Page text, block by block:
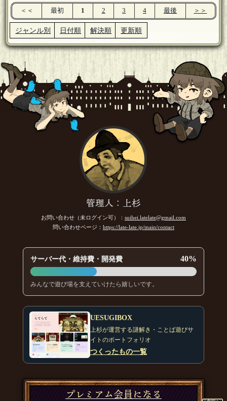
＜＜ 最初 1 2 3 4 最後 ＞＞
ジャンル別 日付順 解決順 更新順
管理人：上杉
お問い合わせ（未ログイン可）： suihei.latelate@gmail.com
問い合わせページ： https://late-late.jp/main/contact
サーバー代・維持費・開発費 40%
みんなで遊び場を支えていけたら嬉しいです。
UESUGIBOX
上杉が運営する謎解き・ことば遊びサ
イトのポートフォリオ
つくったもの一覧
プレミアム会員になる